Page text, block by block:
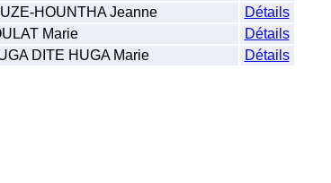
HOUNTHA Jeanne
Détails
Marie
Détails
DITE HUGA Marie Détails